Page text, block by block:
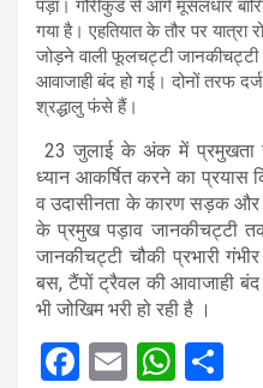
पड़ा। गौरीकुंड से आगे मूसलधार
गया है। एहतियात के तौर पर यात्रा
जोड़ने वाली फूलचट्टी
आवाजाही बंद हो गई। दोनों तरफ
श्रद्धालु फंसे हैं।
23 जुलाई के अंक में प्रमुखता
ध्यान आकर्षित करने का प्रयास
व उदासीनता के कारण सड़क और
के प्रमुख पड़ाव जानकीचट्टी
जानकीचट्टी चौकी प्रभारी
बस, टैंपों ट्रैवल की आवाजाही बंद
भी जोखिम भरी हो रही है ।
F
E
W